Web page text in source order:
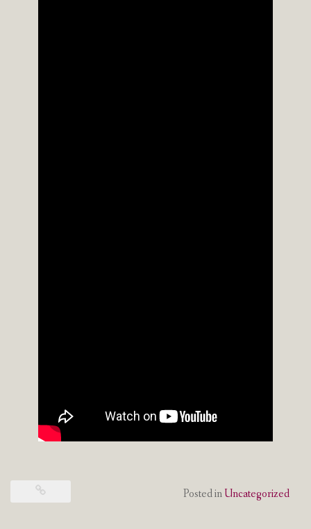
Posted inUncategorized